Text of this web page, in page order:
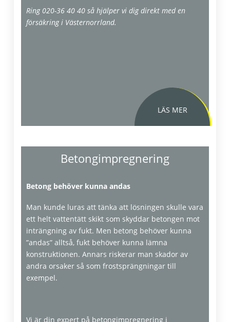
Ring 020-36 40 40 så hjälper vi dig direkt med en
försäkring i Västernorrland.
Betongimpregnering
Betong behöver kunna andas
Man kunde luras att tänka att lösningen skulle vara
ett helt vattentätt skikt som skyddar betongen mot
inträngning av fukt. Men betong behöver kunna
”andas” alltså, fukt behöver kunna lämna
konstruktionen. Annars riskerar man skador av
andra orsaker så som frostsprängningar till
exempel.
Vi är din expert på betongimpregnering i